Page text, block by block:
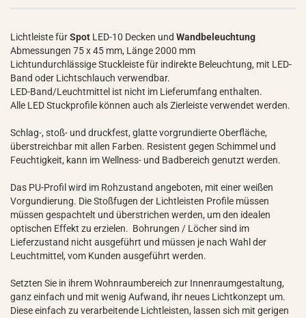
Lichtleiste fürSpot LED-10 Decken und Wandbeleuchtung
Abmessungen 75 x 45 mm, Länge 2000 mm
Lichtundurchlässige Stuckleiste für indirekte Beleuchtung, mit LED-
Band oder Lichtschlauch verwendbar.
LED-Band/Leuchtmittel ist nicht im Lieferumfang enthalten.
Alle LED Stuckprofile können auch als Zierleiste verwendet werden.
Schlag-, stoß- und druckfest, glatte vorgrundierte Oberfläche,
überstreichbar mit allen Farben. Resistent gegen Schimmel und
Feuchtigkeit, kann im Wellness- und Badbereich genutzt werden.
Das PU-Profil wird im Rohzustand angeboten, mit einer weißen
Vorgundierung. Die Stoßfugen der Lichtleisten Profile müssen
müssen gespachtelt und überstrichen werden, um den idealen
optischen Effekt zu erzielen. Bohrungen / Löcher sind im
Lieferzustand nicht ausgeführt und müssen je nach Wahl der
Leuchtmittel, vom Kunden ausgeführt werden.
Setzten Sie in ihrem Wohnraumbereich zur Innenraumgestaltung,
ganz einfach und mit wenig Aufwand, ihr neues Lichtkonzept um.
Diese einfach zu verarbeitende Lichtleisten, lassen sich mit gerigen